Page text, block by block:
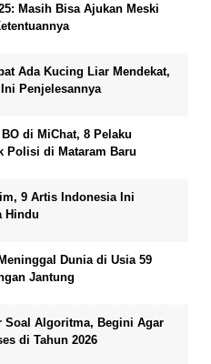
Masih Bisa Ajukan Meski
Ada Kucing Liar Mendekat,
Penjelesannya
di MiChat, 8 Pelaku
Polisi di Mataram Baru
9 Artis Indonesia Ini
Hindu
Dunia di Usia 59
Jantung
Soal Algoritma, Begini Agar
di Tahun 2026